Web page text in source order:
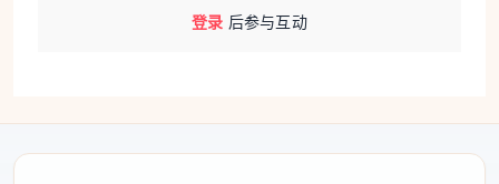
登录 后参与互动